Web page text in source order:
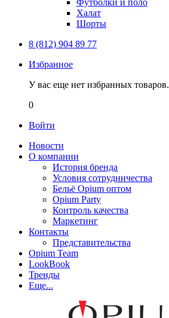
Футболки и поло
Халат
Шорты
8 (812) 904 89 77
Избранное
У вас еще нет избранных товаров.
0
Войти
Новости
О компании
История бренда
Условия сотрудничества
Бельё Opium оптом
Opium Party
Контроль качества
Маркетинг
Контакты
Представительства
Opium Team
LookBook
Тренды
Еще...